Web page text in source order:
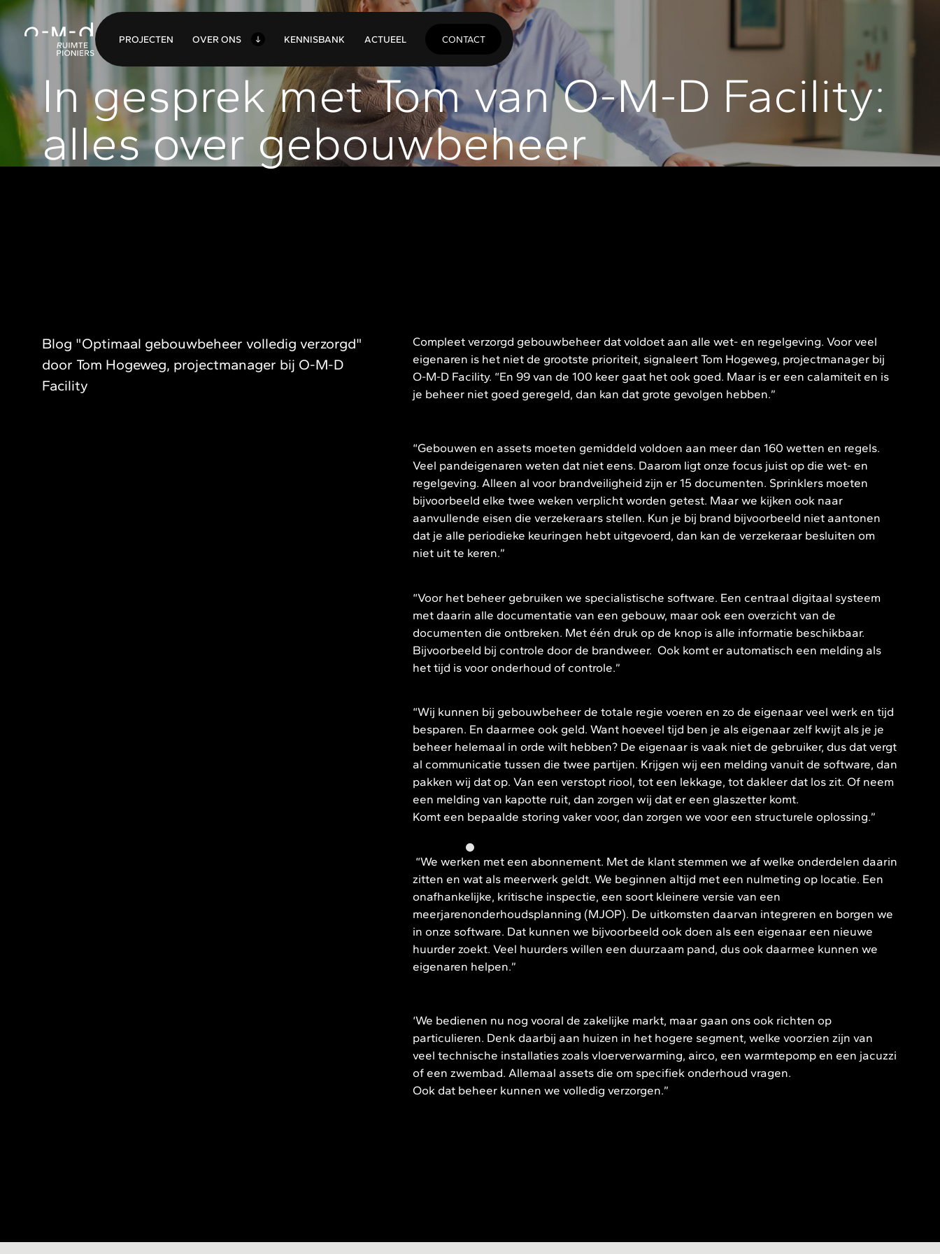
PROJECTEN OVER ONS KENNISBANK ACTUEEL CONTACT
In gesprek met Tom van O-M-D Facility:
alles over gebouwbeheer
Blog "Optimaal gebouwbeheer volledig verzorgd"
door Tom Hogeweg, projectmanager bij O-M-D
Facility
Compleet verzorgd gebouwbeheer dat voldoet aan alle wet- en regelgeving. Voor veel
eigenaren is het niet de grootste prioriteit, signaleert Tom Hogeweg, projectmanager bij
O-M-D Facility. “En 99 van de 100 keer gaat het ook goed. Maar is er een calamiteit en is
je beheer niet goed geregeld, dan kan dat grote gevolgen hebben.”
“Gebouwen en assets moeten gemiddeld voldoen aan meer dan 160 wetten en regels.
Veel pandeigenaren weten dat niet eens. Daarom ligt onze focus juist op die wet- en
regelgeving. Alleen al voor brandveiligheid zijn er 15 documenten. Sprinklers moeten
bijvoorbeeld elke twee weken verplicht worden getest. Maar we kijken ook naar
aanvullende eisen die verzekeraars stellen. Kun je bij brand bijvoorbeeld niet aantonen
dat je alle periodieke keuringen hebt uitgevoerd, dan kan de verzekeraar besluiten om
niet uit te keren.”
“Voor het beheer gebruiken we specialistische software. Een centraal digitaal systeem
met daarin alle documentatie van een gebouw, maar ook een overzicht van de
documenten die ontbreken. Met één druk op de knop is alle informatie beschikbaar.
Bijvoorbeeld bij controle door de brandweer. Ook komt er automatisch een melding als
het tijd is voor onderhoud of controle.”
“Wij kunnen bij gebouwbeheer de totale regie voeren en zo de eigenaar veel werk en tijd
besparen. En daarmee ook geld. Want hoeveel tijd ben je als eigenaar zelf kwijt als je je
beheer helemaal in orde wilt hebben? De eigenaar is vaak niet de gebruiker, dus dat vergt
al communicatie tussen die twee partijen. Krijgen wij een melding vanuit de software, dan
pakken wij dat op. Van een verstopt riool, tot een lekkage, tot dakleer dat los zit. Of neem
een melding van kapotte ruit, dan zorgen wij dat er een glaszetter komt.
Komt een bepaalde storing vaker voor, dan zorgen we voor een structurele oplossing.”
“We werken met een abonnement. Met de klant stemmen we af welke onderdelen daarin
zitten en wat als meerwerk geldt. We beginnen altijd met een nulmeting op locatie. Een
onafhankelijke, kritische inspectie, een soort kleinere versie van een
meerjarenonderhoudsplanning (MJOP). De uitkomsten daarvan integreren en borgen we
in onze software. Dat kunnen we bijvoorbeeld ook doen als een eigenaar een nieuwe
huurder zoekt. Veel huurders willen een duurzaam pand, dus ook daarmee kunnen we
eigenaren helpen.”
‘We bedienen nu nog vooral de zakelijke markt, maar gaan ons ook richten op
particulieren. Denk daarbij aan huizen in het hogere segment, welke voorzien zijn van
veel technische installaties zoals vloerverwarming, airco, een warmtepomp en een jacuzzi
of een zwembad. Allemaal assets die om specifiek onderhoud vragen.
Ook dat beheer kunnen we volledig verzorgen.”